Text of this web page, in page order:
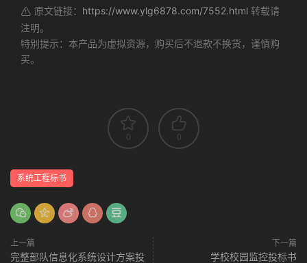
原文链接： https://www.ylg6878.com/7552.html 转载请
注明。
特别提示：本产品为虚拟资源，购买后不退款不换货，谨慎购
买。
0 0
系统工程标书
上一篇
完整部队信息化系统设计方案投
下一篇
学校校园监控投标书